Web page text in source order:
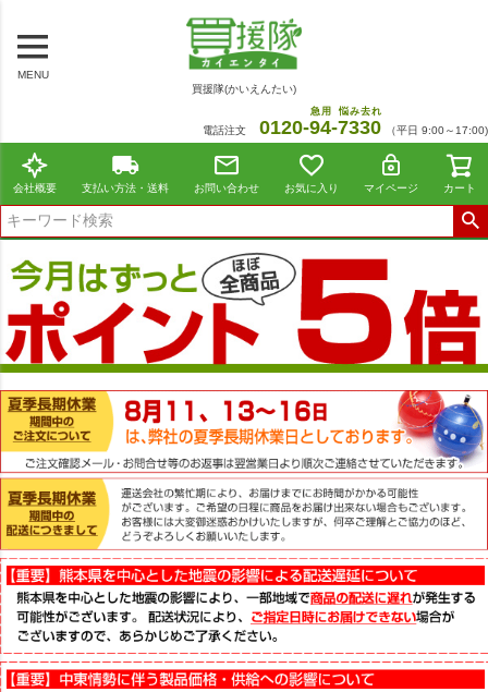
MENU
買援隊(かいえんたい)
電話注文 0120-94
急用
-7330
悩み去れ
（平日 9:00～17:00)
会社概要 支払い方法・送料 お問い合わせ お気に入り マイページ カート